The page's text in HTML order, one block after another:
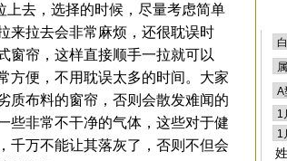
去，选择的时候，尽量考虑简单
来拉去会非常麻烦，还很耽误时
窗帘，这样直接顺手一拉就可以
方便，不用耽误太多的时间。大家
质布料的窗帘，否则会散发难闻的
些非常不干净的气体，这些对于健
千万不能让其落灰了，否则不但会
姓